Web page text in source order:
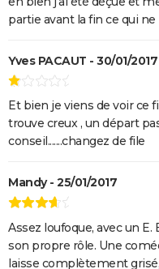
partie avant la fin ce qui ne
Yves PACAUT - 30/01/2017
Et bien je viens de voir ce
trouve creux , un départ
conseil.......changez de file
Mandy - 25/01/2017
Assez loufoque, avec un
son propre rôle. Une
laisse complètement